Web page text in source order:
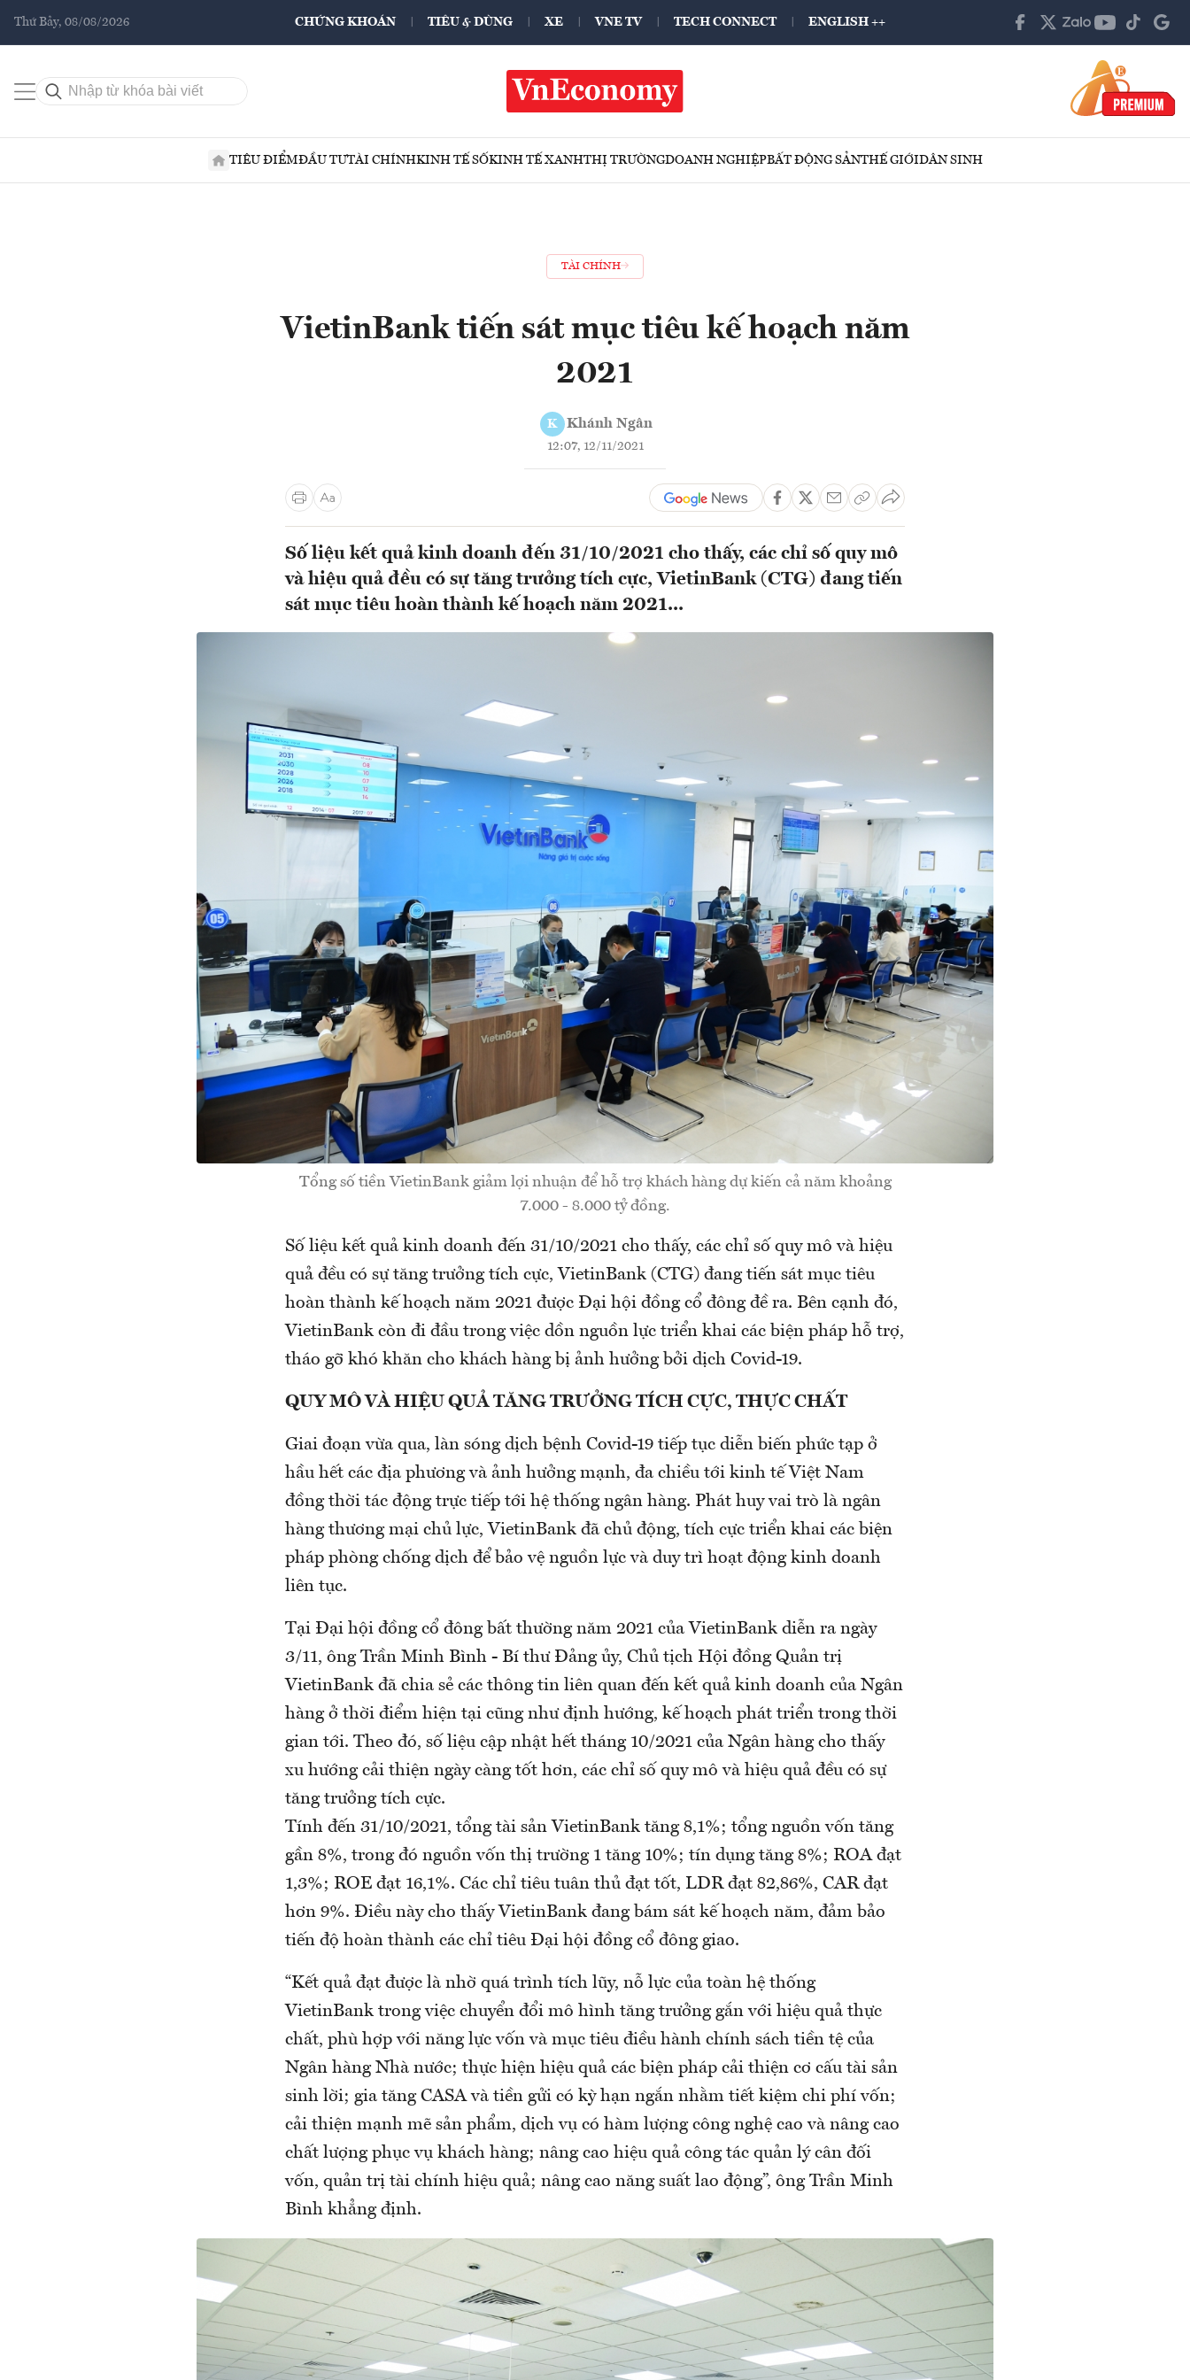
Thứ Bảy, 08/08/2026 CHỨNG KHOÁN TIÊU & DÙNG XE VNE TV TECH CONNECT ENGLISH ++
TIÊU ĐIỂMĐẦU TƯTÀI CHÍNHKINH TẾ SỐKINH TẾ XANHTHỊ TRƯỜNGDOANH NGHIỆPBẤT ĐỘNG SẢNTHẾ GIỚIDÂN SINH
TÀI CHÍNH
VietinBank tiến sát mục tiêu kế hoạch năm
2021
K Khánh Ngân
12:07, 12/11/2021
Số liệu kết quả kinh doanh đến 31/10/2021 cho thấy, các chỉ số quy mô
và hiệu quả đều có sự tăng trưởng tích cực, VietinBank (CTG) đang tiến
sát mục tiêu hoàn thành kế hoạch năm 2021...
Tổng số tiền VietinBank giảm lợi nhuận để hỗ trợ khách hàng dự kiến cả năm khoảng
7.000 - 8.000 tỷ đồng.
Số liệu kết quả kinh doanh đến 31/10/2021 cho thấy, các chỉ số quy mô và hiệu
quả đều có sự tăng trưởng tích cực, VietinBank (CTG) đang tiến sát mục tiêu
hoàn thành kế hoạch năm 2021 được Đại hội đồng cổ đông đề ra. Bên cạnh đó,
VietinBank còn đi đầu trong việc dồn nguồn lực triển khai các biện pháp hỗ trợ,
tháo gỡ khó khăn cho khách hàng bị ảnh hưởng bởi dịch Covid-19.
QUY MÔ VÀ HIỆU QUẢ TĂNG TRƯỞNG TÍCH CỰC, THỰC CHẤT
Giai đoạn vừa qua, làn sóng dịch bệnh Covid-19 tiếp tục diễn biến phức tạp ở
hầu hết các địa phương và ảnh hưởng mạnh, đa chiều tới kinh tế Việt Nam
đồng thời tác động trực tiếp tới hệ thống ngân hàng. Phát huy vai trò là ngân
hàng thương mại chủ lực, VietinBank đã chủ động, tích cực triển khai các biện
pháp phòng chống dịch để bảo vệ nguồn lực và duy trì hoạt động kinh doanh
liên tục.
Tại Đại hội đồng cổ đông bất thường năm 2021 của VietinBank diễn ra ngày
3/11, ông Trần Minh Bình - Bí thư Đảng ủy, Chủ tịch Hội đồng Quản trị
VietinBank đã chia sẻ các thông tin liên quan đến kết quả kinh doanh của Ngân
hàng ở thời điểm hiện tại cũng như định hướng, kế hoạch phát triển trong thời
gian tới. Theo đó, số liệu cập nhật hết tháng 10/2021 của Ngân hàng cho thấy
xu hướng cải thiện ngày càng tốt hơn, các chỉ số quy mô và hiệu quả đều có sự
tăng trưởng tích cực.
Tính đến 31/10/2021, tổng tài sản VietinBank tăng 8,1%; tổng nguồn vốn tăng
gần 8%, trong đó nguồn vốn thị trường 1 tăng 10%; tín dụng tăng 8%; ROA đạt
1,3%; ROE đạt 16,1%. Các chỉ tiêu tuân thủ đạt tốt, LDR đạt 82,86%, CAR đạt
hơn 9%. Điều này cho thấy VietinBank đang bám sát kế hoạch năm, đảm bảo
tiến độ hoàn thành các chỉ tiêu Đại hội đồng cổ đông giao.
“Kết quả đạt được là nhờ quá trình tích lũy, nỗ lực của toàn hệ thống
VietinBank trong việc chuyển đổi mô hình tăng trưởng gắn với hiệu quả thực
chất, phù hợp với năng lực vốn và mục tiêu điều hành chính sách tiền tệ của
Ngân hàng Nhà nước; thực hiện hiệu quả các biện pháp cải thiện cơ cấu tài sản
sinh lời; gia tăng CASA và tiền gửi có kỳ hạn ngắn nhằm tiết kiệm chi phí vốn;
cải thiện mạnh mẽ sản phẩm, dịch vụ có hàm lượng công nghệ cao và nâng cao
chất lượng phục vụ khách hàng; nâng cao hiệu quả công tác quản lý cân đối
vốn, quản trị tài chính hiệu quả; nâng cao năng suất lao động”, ông Trần Minh
Bình khẳng định.